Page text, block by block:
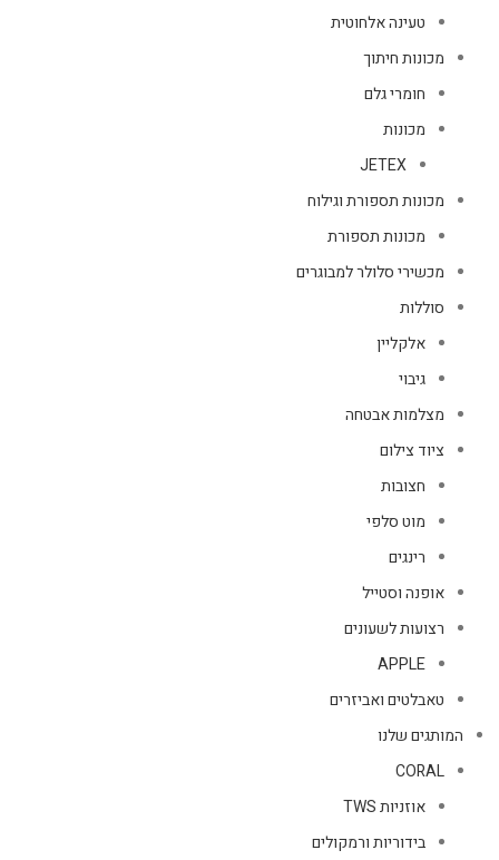
טעינה אלחוטית
מכונות חיתוך
חומרי גלם
מכונות
JETEX
מכונות תספורת וגילוח
מכונות תספורת
מכשירי סלולר למבוגרים
סוללות
אלקליין
גיבוי
מצלמות אבטחה
ציוד צילום
חצובות
מוט סלפי
רינגים
אופנה וסטייל
רצועות לשעונים
APPLE
טאבלטים ואביזרים
המותגים שלנו
CORAL
אוזניות TWS
בידוריות ורמקולים